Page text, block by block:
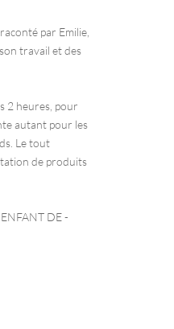
par Emilie,
travail et des
2 heures, pour
autant pour les
Le tout
de produits
DE -